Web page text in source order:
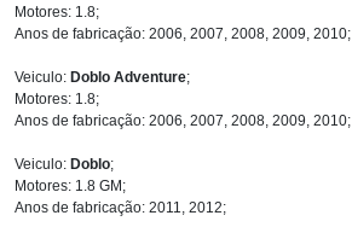
Motores: 1.8;
Anos de fabricação: 2006, 2007, 2008, 2009, 2010;
Veiculo: Doblo Adventure;
Motores: 1.8;
Anos de fabricação: 2006, 2007, 2008, 2009, 2010;
Veiculo: Doblo;
Motores: 1.8 GM;
Anos de fabricação: 2011, 2012;